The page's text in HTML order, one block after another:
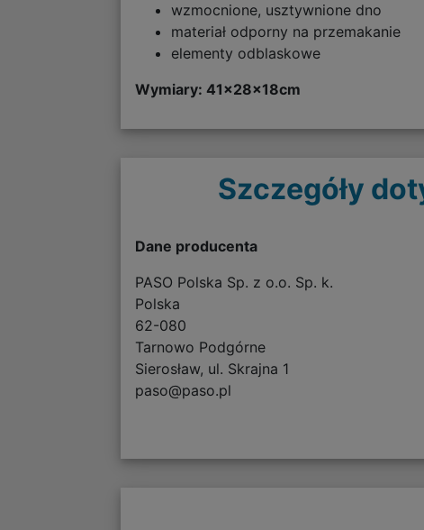
wzmocnione, usztywnione dno
materiał odporny na przemakanie
elementy odblaskowe
Wymiary: 41x28x18cm
Szczegóły
Dane producenta
PASO Polska Sp. z o.o. Sp. k.
Polska
62-080
Tarnowo Podgórne
Sierosław, ul. Skrajna 1
paso@paso.pl